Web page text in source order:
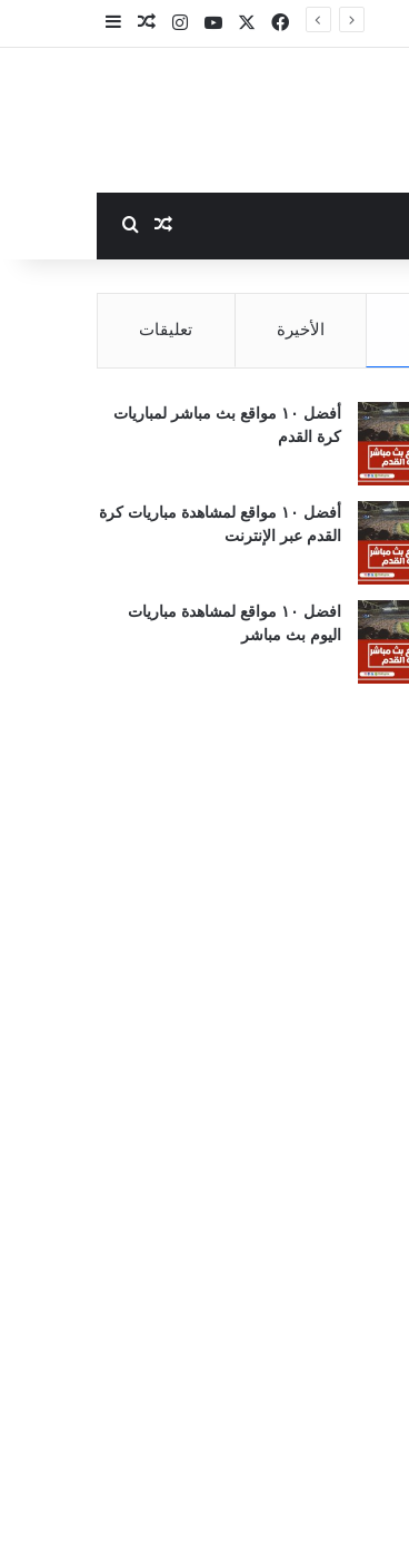
فيسبوك ‫YouTubeانستقراممقال عشوائي
مقال عشوائي
الأخيرة تعليقات
أفضل ١٠ مواقع بث مباشر لمباريات
كرة القدم
أفضل ١٠ مواقع لمشاهدة مباريات كرة
القدم عبر الإنترنت
افضل ١٠ مواقع لمشاهدة مباريات
اليوم بث مباشر